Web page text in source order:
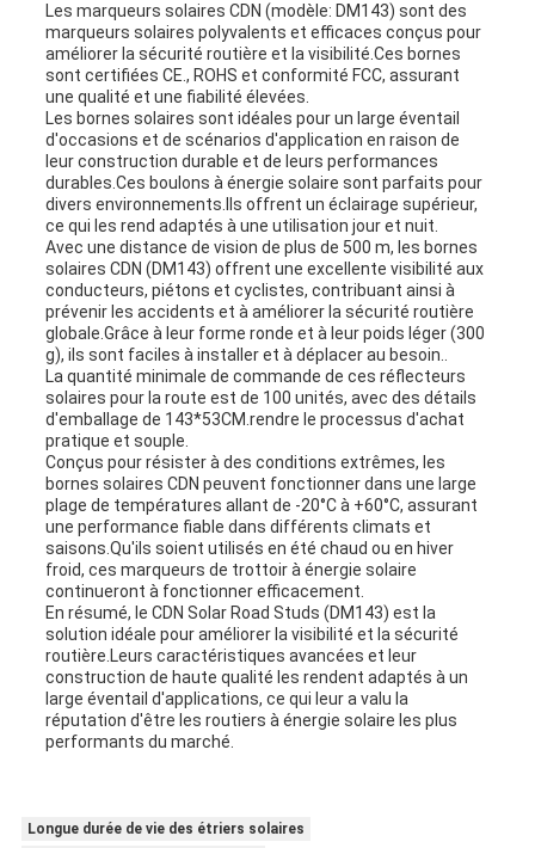
Les marqueurs solaires CDN (modèle: DM143) sont des
marqueurs solaires polyvalents et efficaces conçus pour
améliorer la sécurité routière et la visibilité.Ces bornes
sont certifiées CE., ROHS et conformité FCC, assurant
une qualité et une fiabilité élevées.
Les bornes solaires sont idéales pour un large éventail
d'occasions et de scénarios d'application en raison de
leur construction durable et de leurs performances
durables.Ces boulons à énergie solaire sont parfaits pour
divers environnements.Ils offrent un éclairage supérieur,
ce qui les rend adaptés à une utilisation jour et nuit.
Avec une distance de vision de plus de 500 m, les bornes
solaires CDN (DM143) offrent une excellente visibilité aux
conducteurs, piétons et cyclistes, contribuant ainsi à
prévenir les accidents et à améliorer la sécurité routière
globale.Grâce à leur forme ronde et à leur poids léger (300
g), ils sont faciles à installer et à déplacer au besoin..
La quantité minimale de commande de ces réflecteurs
solaires pour la route est de 100 unités, avec des détails
d'emballage de 143*53CM.rendre le processus d'achat
pratique et souple.
Conçus pour résister à des conditions extrêmes, les
bornes solaires CDN peuvent fonctionner dans une large
plage de températures allant de -20°C à +60°C, assurant
une performance fiable dans différents climats et
saisons.Qu'ils soient utilisés en été chaud ou en hiver
froid, ces marqueurs de trottoir à énergie solaire
continueront à fonctionner efficacement.
En résumé, le CDN Solar Road Studs (DM143) est la
solution idéale pour améliorer la visibilité et la sécurité
routière.Leurs caractéristiques avancées et leur
construction de haute qualité les rendent adaptés à un
large éventail d'applications, ce qui leur a valu la
réputation d'être les routiers à énergie solaire les plus
performants du marché.
Longue durée de vie des étriers solaires